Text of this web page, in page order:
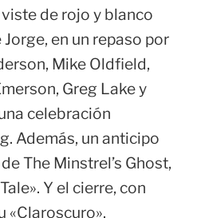
de rojo y blanco
en un repaso por
Mike Oldfield,
Greg Lake y
celebración
Además, un anticipo
The Minstrel’s Ghost,
Y el cierre, con
«Claroscuro».